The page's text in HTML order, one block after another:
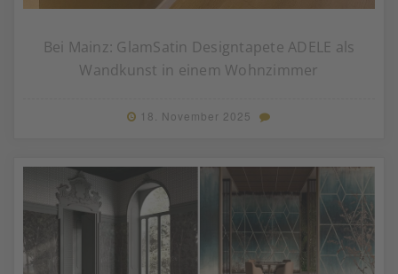
Bei Mainz: GlamSatin Designtapete ADELE als
Wandkunst in einem Wohnzimmer
18. November 2025